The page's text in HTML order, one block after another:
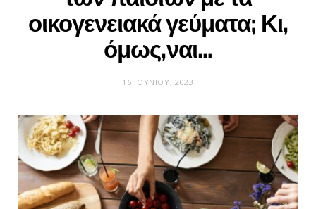
οικογενειακά γεύματα; Κι,
όμως,ναι…
16 ΙΟΥΝΊΟΥ, 2023